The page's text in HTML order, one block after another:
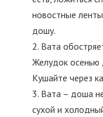
новостные
дошу.
Вата
Желудок осенью
Кушайте через
Вата – доша
сухой и